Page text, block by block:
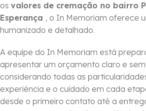
os valores de cremação no bairro
Esperança , o In Memoriam oferece
humanizado e detalhado.
A equipe do In Memoriam está
apresentar um orçamento claro e
considerando todas as
experiência e o cuidado em cada
desde o primeiro contato até a